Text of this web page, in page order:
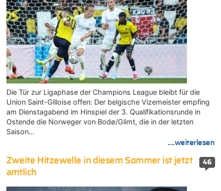
Die Tür zur Ligaphase der Champions League bleibt für die
Union Saint-Gilloise offen: Der belgische Vizemeister empfing
am Dienstagabend im Hinspiel der 3. Qualifikationsrunde in
Ostende die Norweger von Bodø/Glimt, die in der letzten
Saison…
....weiterlesen
46
Zweite Hitzewelle in diesem Sommer ist jetzt
amtlich